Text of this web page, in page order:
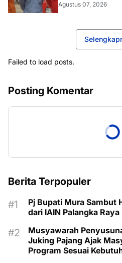
Agustus 07, 2026
Failed to load posts.
Posting Komentar
Berita Terpopuler
Pj Bupati Mura Sambut
dari IAIN Palangka Raya
Musyawarah
Juking Pajang Ajak
Program Sesuai